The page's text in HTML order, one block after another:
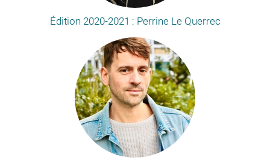
Édition 2020-2021 : Perrine Le Querrec